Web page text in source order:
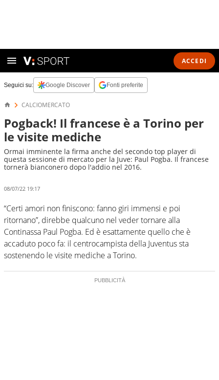
ACCEDI
Seguici su: Google Discover Fonti preferite
CALCIOMERCATO
Pogback! Il francese è a Torino per
le visite mediche
Ormai imminente la firma anche del secondo top player di
questa sessione di mercato per la Juve: Paul Pogba. Il francese
tornerà bianconero dopo l'addio nel 2016.
08/07/22 19:17
“Certi amori non finiscono: fanno giri immensi e poi
ritornano”, direbbe qualcuno nel veder tornare alla
Continassa Paul Pogba. Ed è esattamente quello che è
accaduto poco fa: il centrocampista della Juventus sta
sostenendo le visite mediche a Torino.